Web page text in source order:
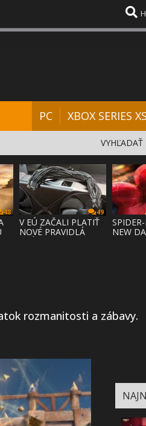
PC XBOX SERIES XS
VYHĽADAŤ
48 49
V EÚ ZAČALI PLATIŤ
NOVÉ PRAVIDLÁ
NEW
rozmanitosti a zábavy.